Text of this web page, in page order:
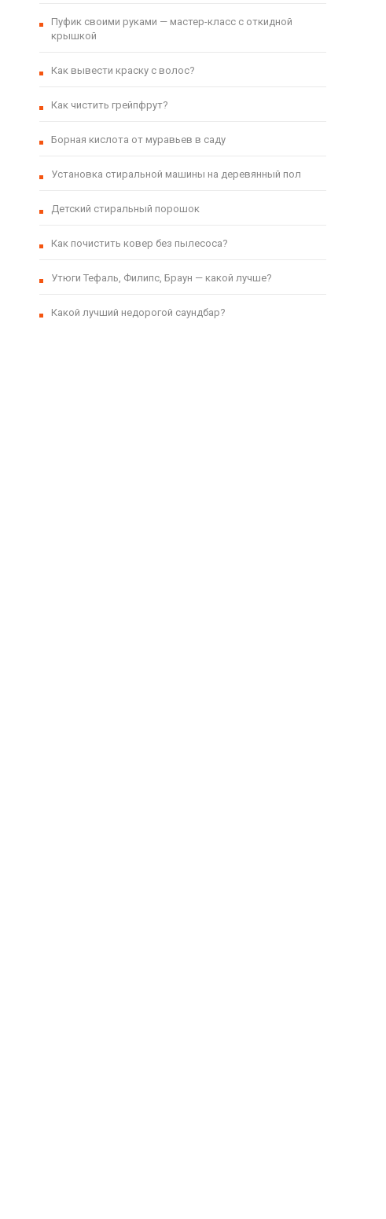
Пуфик своими руками — мастер-класс с откидной
крышкой
Как вывести краску с волос?
Как чистить грейпфрут?
Борная кислота от муравьев в саду
Установка стиральной машины на деревянный пол
Детский стиральный порошок
Как почистить ковер без пылесоса?
Утюги Тефаль, Филипс, Браун — какой лучше?
Какой лучший недорогой саундбар?